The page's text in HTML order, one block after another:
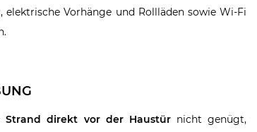
elektrische Vorhänge und Rollläden sowie Wi-Fi
Strand direkt vor der Haustürnicht genügt,